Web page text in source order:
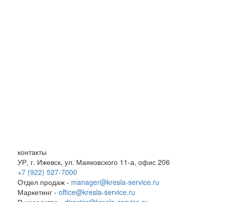
контакты
УР, г. Ижевск, ул. Маяковского 11-а, офис 206
+7 (922) 527-7000
Отдел продаж - manager@kresla-service.ru
Маркетинг - office@kresla-service.ru